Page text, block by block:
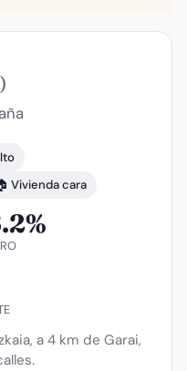
Vivienda cara
a 4 km de Garai,